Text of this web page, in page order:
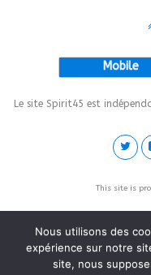
Mobile
Le site Spirit45 est
This site is
Nous utilisons des
expérience sur notre
site, nous